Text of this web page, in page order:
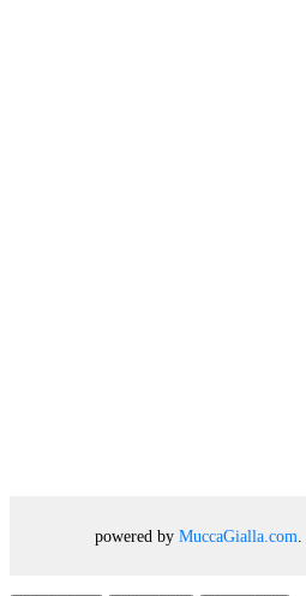
powered by MuccaGialla.com